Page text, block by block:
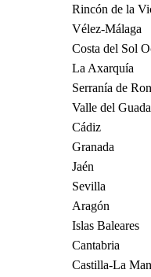
Rincón de la
Vélez-Málaga
Costa del Sol
La Axarquía
Serranía de
Valle del
Cádiz
Granada
Jaén
Sevilla
Aragón
Islas Baleares
Cantabria
Castilla-La